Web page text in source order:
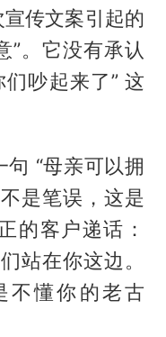
传文案引起的
”。它没有承认
吵起来了” 这
“母亲可以拥
是笔误，这是
的客户递话：
站在你这边。
不懂你的老古